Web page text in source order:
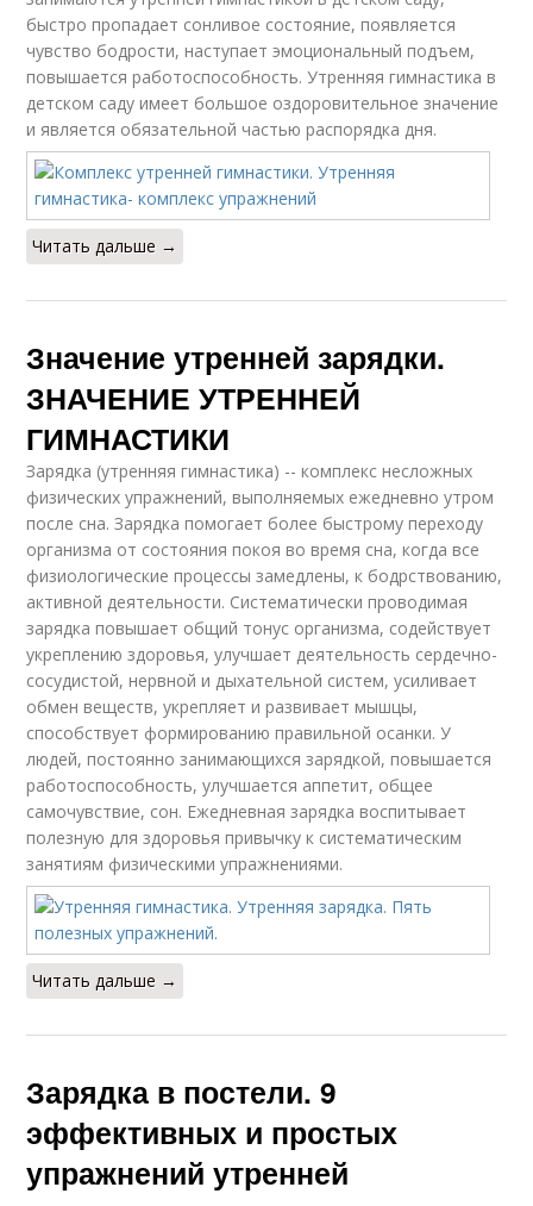
быстро пропадает сонливое состояние, появляется
чувство бодрости, наступает эмоциональный подъем,
повышается работоспособность. Утренняя гимнастика в
детском саду имеет большое оздоровительное значение
и является обязательной частью распорядка дня.
Читать дальше →
Значение утренней зарядки.
ЗНАЧЕНИЕ УТРЕННЕЙ
ГИМНАСТИКИ
Зарядка (утренняя гимнастика) -- комплекс несложных
физических упражнений, выполняемых ежедневно утром
после сна. Зарядка помогает более быстрому переходу
организма от состояния покоя во время сна, когда все
физиологические процессы замедлены, к бодрствованию,
активной деятельности. Систематически проводимая
зарядка повышает общий тонус организма, содействует
укреплению здоровья, улучшает деятельность сердечно-
сосудистой, нервной и дыхательной систем, усиливает
обмен веществ, укрепляет и развивает мышцы,
способствует формированию правильной осанки. У
людей, постоянно занимающихся зарядкой, повышается
работоспособность, улучшается аппетит, общее
самочувствие, сон. Ежедневная зарядка воспитывает
полезную для здоровья привычку к систематическим
занятиям физическими упражнениями.
Читать дальше →
Зарядка в постели. 9
эффективных и простых
упражнений утренней